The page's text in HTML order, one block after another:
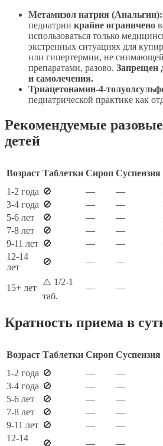
Метамизол натрия (Анальгин):
педиатрии крайне ограничено
использоваться только
экстренных ситуациях для
или гипертермии, не
препаратами, разово. Запрещен
и самолечения.
Триацетонамин-4-
педиатрической практике как
Рекомендуемые
детей
Возраст Таблетки Сироп Суспензия
1-2 года 🚫 — —
3-4 года 🚫 — —
5-6 лет
🚫 — —
7-8 лет
🚫 — —
9-11 лет 🚫 — —
12-14
лет
🚫 — —
15+ лет
⚠️ 1/2-1
таб.
— —
Кратность приема в
Возраст Таблетки Сироп Суспензия
1-2 года 🚫 — —
3-4 года 🚫 — —
5-6 лет
🚫 — —
7-8 лет
🚫 — —
9-11 лет 🚫 — —
12-14
🚫 — —